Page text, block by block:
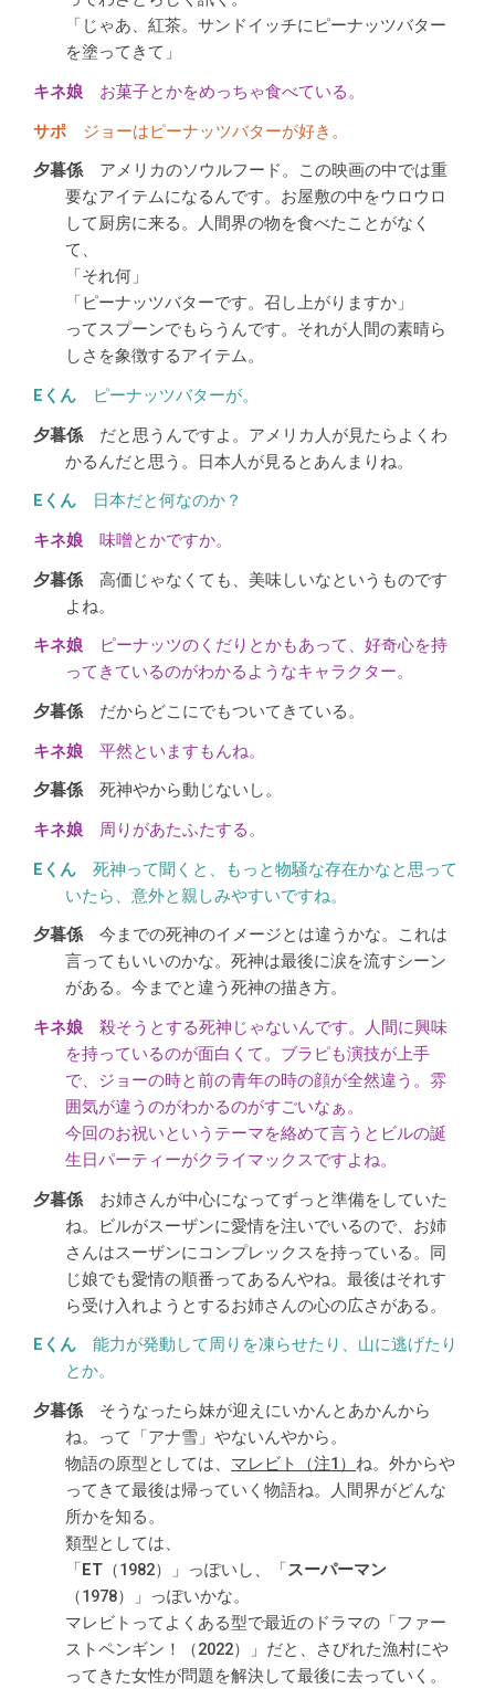
「じゃあ、紅茶。サンドイッチにピーナッツバター
を塗ってきて」
お菓子とかをめっちゃ食べている。
ジョーはピーナッツバターが好き。
アメリカのソウルフード。この映画の中では重
要なアイテムになるんです。お屋敷の中をウロウロ
して厨房に来る。人間界の物を食べたことがなく
て、
「それ何」
「ピーナッツバターです。召し上がりますか」
ってスプーンでもらうんです。それが人間の素晴ら
しさを象徴するアイテム。
ピーナッツバターが。
だと思うんですよ。アメリカ人が見たらよくわ
かるんだと思う。日本人が見るとあんまりね。
日本だと何なのか？
味噌とかですか。
高価じゃなくても、美味しいなというものです
よね。
ピーナッツのくだりとかもあって、好奇心を持
ってきているのがわかるようなキャラクター。
だからどこにでもついてきている。
平然といますもんね。
死神やから動じないし。
周りがあたふたする。
死神って聞くと、もっと物騒な存在かなと思って
いたら、意外と親しみやすいですね。
今までの死神のイメージとは違うかな。これは
言ってもいいのかな。死神は最後に涙を流すシーン
がある。今までと違う死神の描き方。
殺そうとする死神じゃないんです。人間に興味
を持っているのが面白くて。ブラピも演技が上手
で、ジョーの時と前の青年の時の顔が全然違う。雰
囲気が違うのがわかるのがすごいなぁ。
今回のお祝いというテーマを絡めて言うとビルの誕
生日パーティーがクライマックスですよね。
お姉さんが中心になってずっと準備をしていた
ね。ビルがスーザンに愛情を注いでいるので、お姉
さんはスーザンにコンプレックスを持っている。同
じ娘でも愛情の順番ってあるんやね。最後はそれす
ら受け入れようとするお姉さんの心の広さがある。
能力が発動して周りを凍らせたり、山に逃げたり
とか。
そうなったら妹が迎えにいかんとあかんから
ね。って「アナ雪」やないんやから。
物語の原型としては、 マレビト（注1） ね。外からや
ってきて最後は帰っていく物語ね。人間界がどんな
所かを知る。
類型としては、
「ET （1982）」っぽいし、「スーパーマン
（1978）」っぽいかな。
マレビトってよくある型で最近のドラマの「ファー
ストペンギン！（2022）」だと、さびれた漁村にや
ってきた女性が問題を解決して最後に去っていく。